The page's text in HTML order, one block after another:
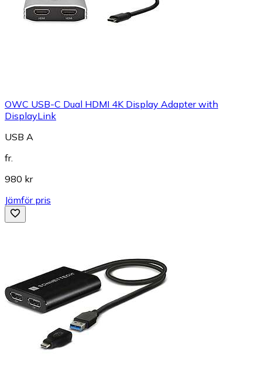
OWC USB-C Dual HDMI 4K Display Adapter with
DisplayLink
USB A
fr.
980 kr
Jämför pris